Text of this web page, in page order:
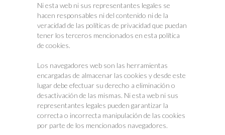
Ni esta web ni sus representantes legales se
hacen responsables ni del contenido ni de la
veracidad de las políticas de privacidad que puedan
tener los terceros mencionados en esta política
de cookies.
Los navegadores web son las herramientas
encargadas de almacenar las cookies y desde este
lugar debe efectuar su derecho a eliminación o
desactivación de las mismas. Ni esta web ni sus
representantes legales pueden garantizar la
correcta o incorrecta manipulación de las cookies
por parte de los mencionados navegadores.